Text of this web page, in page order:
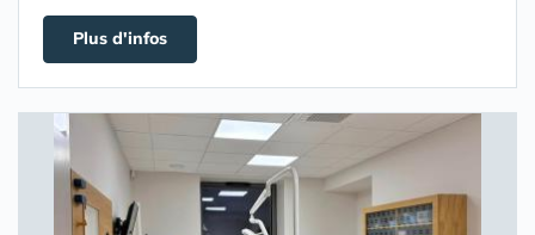
Plus d'infos